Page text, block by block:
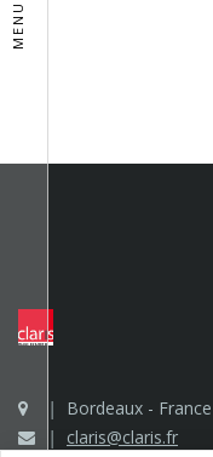
MENU
Bordeaux - France
claris@claris.fr